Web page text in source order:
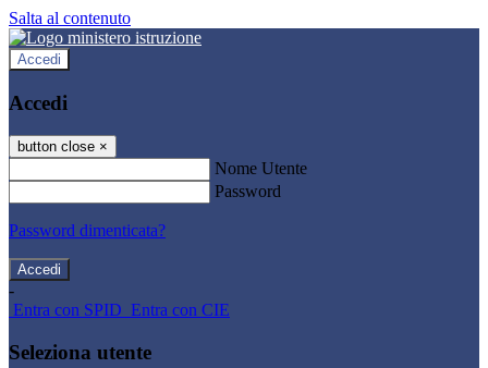
Salta al contenuto
Accedi
Accedi
button close ×
Nome Utente
Password
Password dimenticata?
-
Entra con SPID Entra con CIE
Seleziona utente